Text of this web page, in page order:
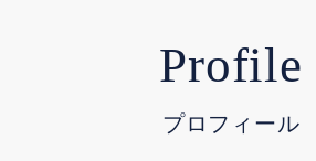
Profile
プロフィール